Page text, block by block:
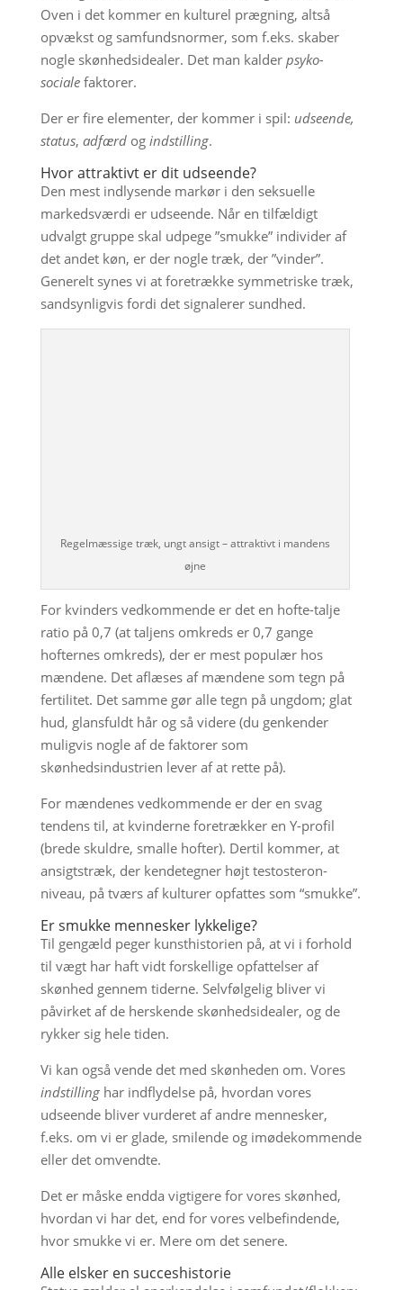
Oven i det kommer en kulturel prægning, altså
opvækst og samfundsnormer, som f.eks. skaber
nogle skønhedsidealer. Det man kalder psyko-
socialefaktorer.
Der er fire elementer, der kommer i spil: udseende,
status, adfærd og indstilling.
Hvor attraktivt er dit udseende?
Den mest indlysende markør i den seksuelle
markedsværdi er udseende. Når en tilfældigt
udvalgt gruppe skal udpege ”smukke” individer af
det andet køn, er der nogle træk, der ”vinder”.
Generelt synes vi at foretrække symmetriske træk,
sandsynligvis fordi det signalerer sundhed.
Regelmæssige træk, ungt ansigt – attraktivt i mandens
øjne
For kvinders vedkommende er det en hofte-talje
ratio på 0,7 (at taljens omkreds er 0,7 gange
hofternes omkreds), der er mest populær hos
mændene. Det aflæses af mændene som tegn på
fertilitet. Det samme gør alle tegn på ungdom; glat
hud, glansfuldt hår og så videre (du genkender
muligvis nogle af de faktorer som
skønhedsindustrien lever af at rette på).
For mændenes vedkommende er der en svag
tendens til, at kvinderne foretrækker en Y-profil
(brede skuldre, smalle hofter). Dertil kommer, at
ansigtstræk, der kendetegner højt testosteron-
niveau, på tværs af kulturer opfattes som “smukke”.
Er smukke mennesker lykkelige?
Til gengæld peger kunsthistorien på, at vi i forhold
til vægt har haft vidt forskellige opfattelser af
skønhed gennem tiderne. Selvfølgelig bliver vi
påvirket af de herskende skønhedsidealer, og de
rykker sig hele tiden.
Vi kan også vende det med skønheden om. Vores
indstillinghar indflydelse på, hvordan vores
udseende bliver vurderet af andre mennesker,
f.eks. om vi er glade, smilende og imødekommende
eller det omvendte.
Det er måske endda vigtigere for vores skønhed,
hvordan vi har det, end for vores velbefindende,
hvor smukke vi er. Mere om det senere.
Alle elsker en succeshistorie